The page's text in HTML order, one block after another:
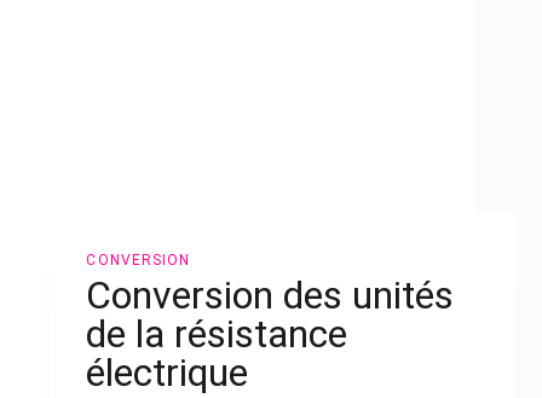
CONVERSION
Conversion des unités
de la résistance
électrique